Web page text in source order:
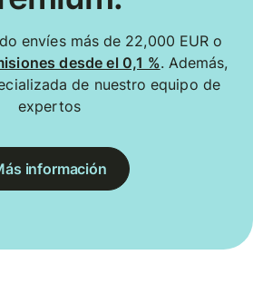
envíes más de 22,000 EUR o
desde el 0,1 %. Además,
de nuestro equipo de
expertos
información